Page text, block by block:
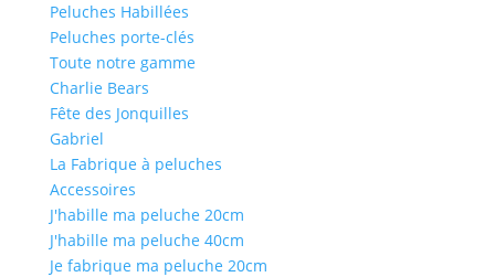
Peluches Habillées
Peluches porte-clés
Toute notre gamme
Charlie Bears
Fête des Jonquilles
Gabriel
La Fabrique à peluches
Accessoires
J'habille ma peluche 20cm
J'habille ma peluche 40cm
Je fabrique ma peluche 20cm